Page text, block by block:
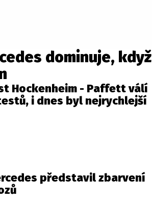
dominuje, když
Hockenheim - Paffett válí
i dnes byl nejrychlejší
představil zbarvení